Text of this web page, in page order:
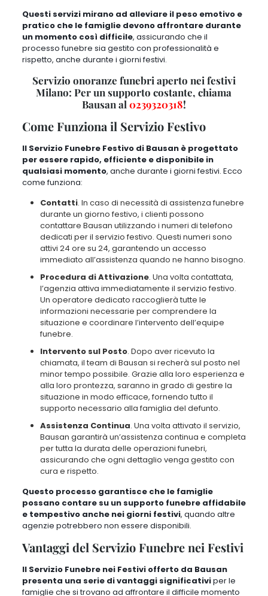
Il Servizio Funebre Festivo di Bausan è progettato per essere
rapido, efficiente e disponibile in qualsiasi momento, anche durante
i giorni festivi.Ecco come funziona:
Contatti. In caso di necessità di assistenza funebre durante un
giorno festivo, i clienti possono contattare
numeri di telefono dedicati per il servizio festivo. Questi
numeri sono attivi 24 ore su 24, garantendo un accesso
immediato all’assistenza quando ne hanno bisogno.
attiva immediatamente il servizio festivo. Un operatore
comprendere la situazione e coordinare l’intervento dell’equipe
funebre.
Intervento sul Posto
alla loro esperienza e alla loro prontezza, saranno in grado di
gestire la situazione in modo efficace, fornendo tutto il
supporto necessario alla famiglia del defunto.
Assistenza Continua. Una volta attivato il servizio,Bausan
garantirà un’assistenza continua e completa per tutta la durata
delle operazioni funebri, assicurando che ogni dettaglio venga
gestito con cura e rispetto.
Questo processo garantisce che le famiglie possano contare su un
supporto funebre affidabile e tempestivo anche nei giorni festivi
quando altre agenzie potrebbero non essere disponibili.
Il Servizio Funebre nei Festivi offerto da Bausan presenta una
serie di vantaggi significativiper le famiglie che si trovano ad
affrontare il difficile momento della perdita durante giorni festivi.
Ecco alcuni dei principali vantaggi:
famiglie possono contare su un supporto costante e completo,
senza interruzioni anche durante le festività. Questo offre
loro un senso di sicurezza e tranquillità, sapendo di poter fare
affidamento su Bausan per gestire ogni dettaglio del servizio
funebre.
Tempestività. Il servizio funebre festivo diBausan garantisce
un intervento rapido e tempestivo, indipendentemente dal
momento in cui si verifica il decesso. Questo permette alle
famiglie di avviare il processo funebre senza ritardi,
elaborazione del lutto nel modo più appropriato.
Professionalità. Bausan si impegna a fornire un servizio
funebre impeccabile anche nei giorni festivi, mantenendogli
stessi standard elevati di professionalità, rispetto e dignità